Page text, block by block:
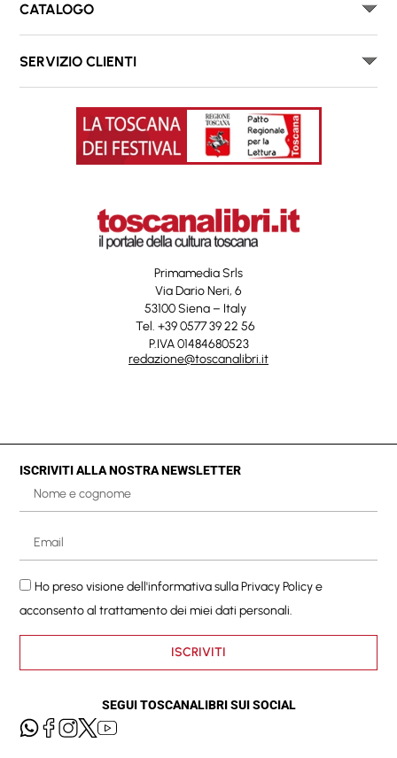
CATALOGO
SERVIZIO CLIENTI
Primamedia Srls
Via Dario Neri, 6
53100 Siena – Italy
Tel. +39 0577 39 22 56
P.IVA 01484680523
redazione@toscanalibri.it
ISCRIVITI ALLA NOSTRA NEWSLETTER
Ho preso visione dell'informativa sullaPrivacy Policye
acconsento al trattamento dei miei dati personali.
ISCRIVITI
SEGUI TOSCANALIBRI SUI SOCIAL